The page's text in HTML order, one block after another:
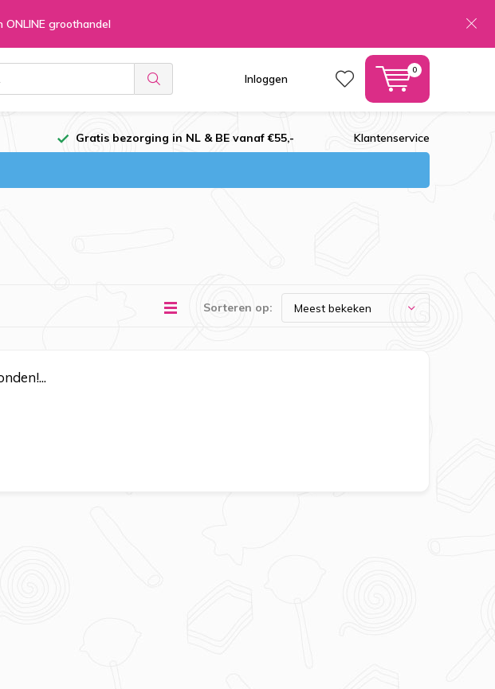
Inloggen
0
ONLINE groothandel
Gratis bezorging in NL & BE vanaf €55,- Klantenservice
Sorteren op: